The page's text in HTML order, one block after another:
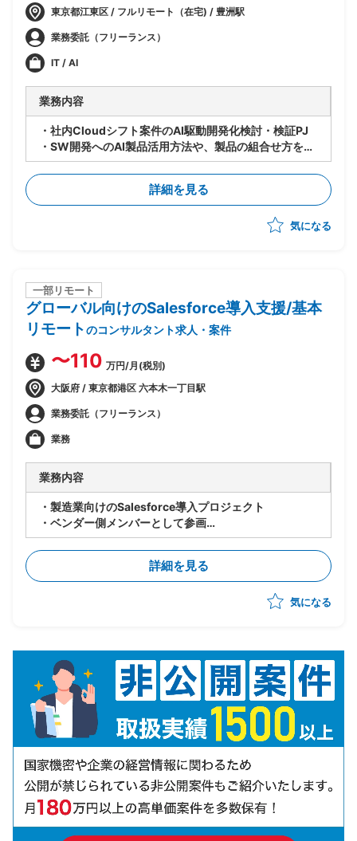
東京都江東区 / フルリモート（在宅) / 豊洲駅
業務委託（フリーランス）
IT / AI
業務内容
・社内Cloudシフト案件のAI駆動開発化検討・検証PJ
・SW開発へのAI製品活用方法や、製品の組合せ方を検
討し、PJへのスキルトランスファーを推進
・9〜10月：ASTRAReq×GitLab Duoでの設計手順検
討・作成、概算見積もり根拠数値の収集の実施
・11〜1月：見積もり精度向上のための追加検証を実施
詳細を見る
気になる
一部リモート
グローバル向けのSalesforce導入支援/基本
リモートのコンサルタント求人・案件
〜110 万円/月(税別)
大阪府 / 東京都港区 六本木一丁目駅
業務委託（フリーランス）
業務
業務内容
・製造業向けのSalesforce導入プロジェクト
・ベンダー側メンバーとして参画
・世界各国の拠点でのSalesforce共有に向けて、北
米・EU拠点へのSales Cloudの導入からスタート(全て
・10月までPoCを実施し、その後本格展開の予定
詳細を見る
気になる